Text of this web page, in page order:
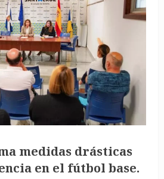
medidas drásticas
en el fútbol base.